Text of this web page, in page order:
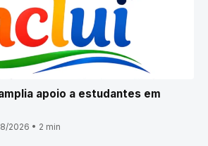
apoio a estudantes em
2026 • 2 min